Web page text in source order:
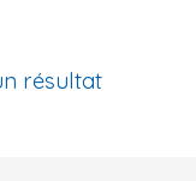
résultat